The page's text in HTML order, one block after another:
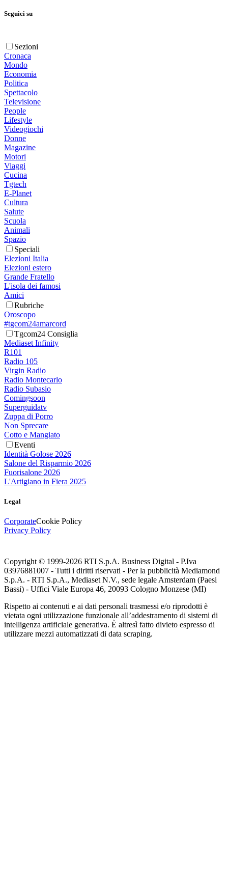
Seguici su
Sezioni
Cronaca
Mondo
Economia
Politica
Spettacolo
Televisione
People
Lifestyle
Videogiochi
Donne
Magazine
Motori
Viaggi
Cucina
Tgtech
E-Planet
Cultura
Salute
Scuola
Animali
Spazio
Speciali
Elezioni Italia
Elezioni estero
Grande Fratello
L'isola dei famosi
Amici
Rubriche
Oroscopo
#tgcom24amarcord
Tgcom24 Consiglia
Mediaset Infinity
R101
Radio 105
Virgin Radio
Radio Montecarlo
Radio Subasio
Comingsoon
Superguidatv
Zuppa di Porro
Non Sprecare
Cotto e Mangiato
Eventi
Identità Golose 2026
Salone del Risparmio 2026
Fuorisalone 2026
L'Artigiano in Fiera 2025
Legal
CorporateCookie Policy
Privacy Policy
Copyright © 1999-2026 RTI S.p.A. Business Digital - P.Iva
03976881007 - Tutti i diritti riservati - Per la pubblicità Mediamond
S.p.A. - RTI S.p.A., Mediaset N.V., sede legale Amsterdam (Paesi
Bassi) - Uffici Viale Europa 46, 20093 Cologno Monzese (MI)
Rispetto ai contenuti e ai dati personali trasmessi e/o riprodotti è
vietata ogni utilizzazione funzionale all’addestramento di sistemi di
intelligenza artificiale generativa. È altresì fatto divieto espresso di
utilizzare mezzi automatizzati di data scraping.